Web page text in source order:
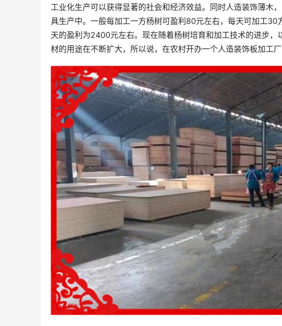
工业化生产可以获得显著的社会和经济效益。同时人造装饰薄木
具生产中。一般每加工一方杨树可盈利80元左右，每天可加工
天的盈利为2400元左右。现在随着杨树培育和加工技术的进步
材的用途在不断扩大，所以说，在农村开办一个人造装饰板加工厂